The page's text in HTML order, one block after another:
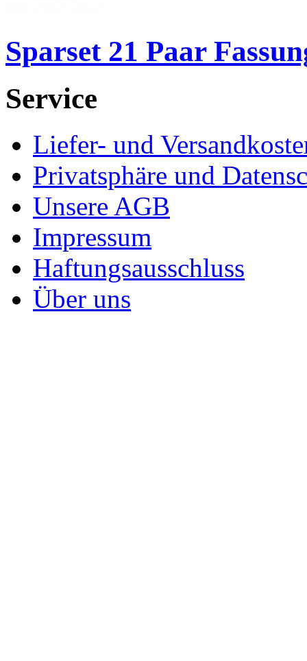
Sparset 21 Paar
Service
Liefer- und
Privatsphäre und
Unsere AGB
Impressum
Haftungsausschluss
Über uns